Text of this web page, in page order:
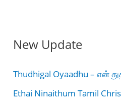
New Update
Thudhigal Oyaadhu – என்
Ethai Ninaithum Tamil